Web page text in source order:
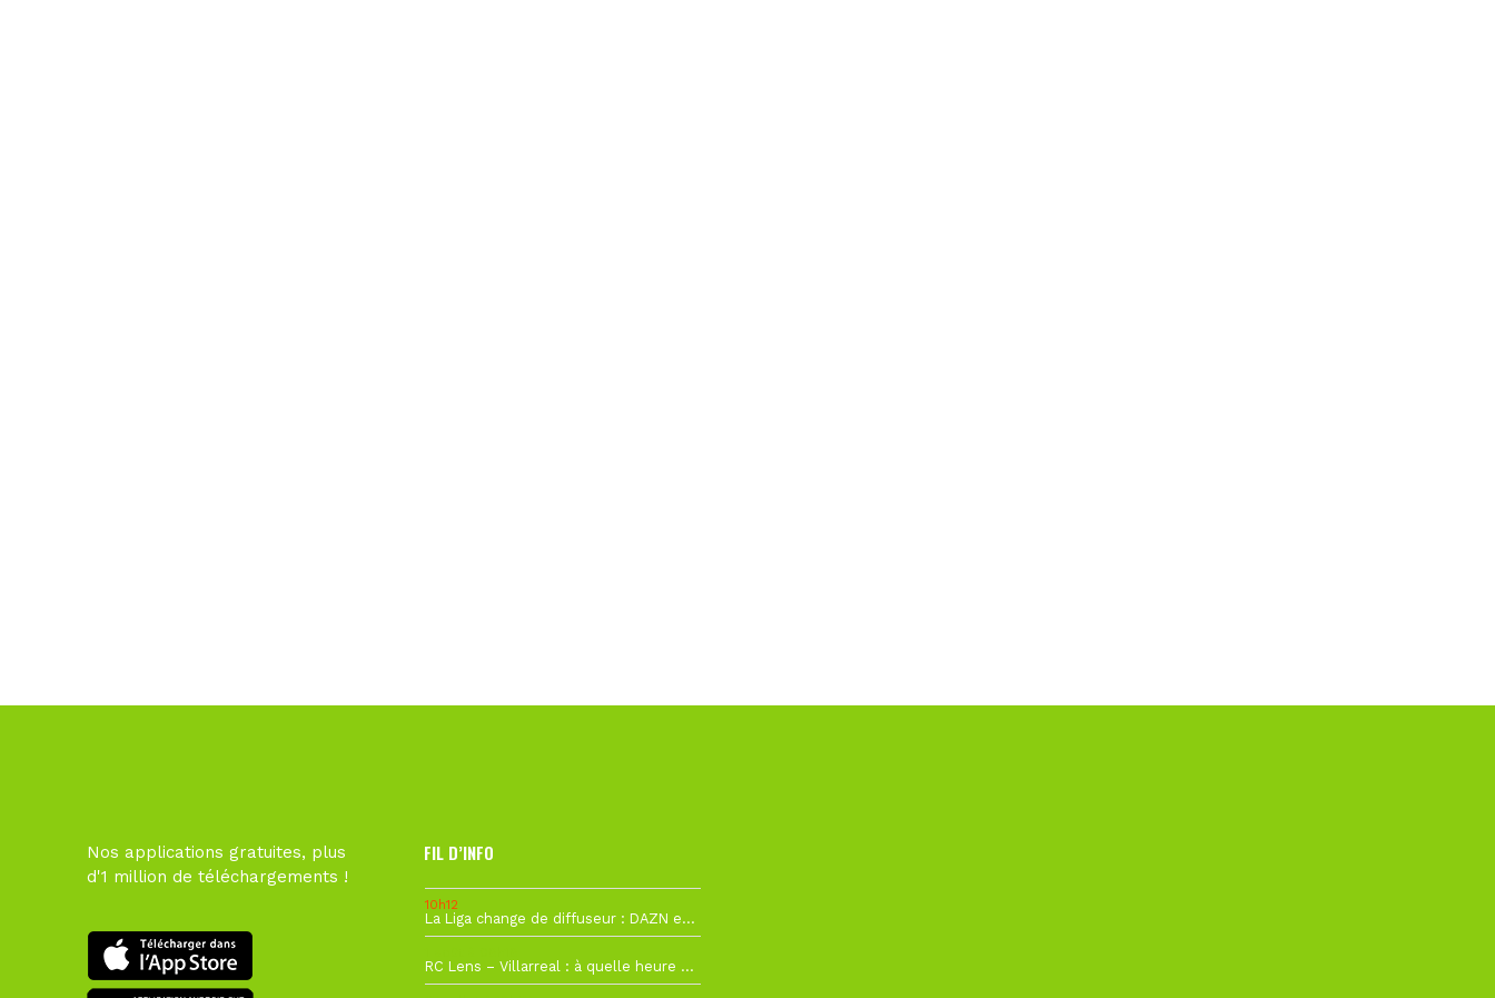
Nos applications gratuites, plus
d'1 million de téléchargements !
FIL D’INFO
10h12
La Liga change de diffuseur : DAZN et Disney+ remplacent beIN Sports !
RC Lens – Villarreal : à quelle heure et sur quelle chaîne voir la finale de la Como Cup ?